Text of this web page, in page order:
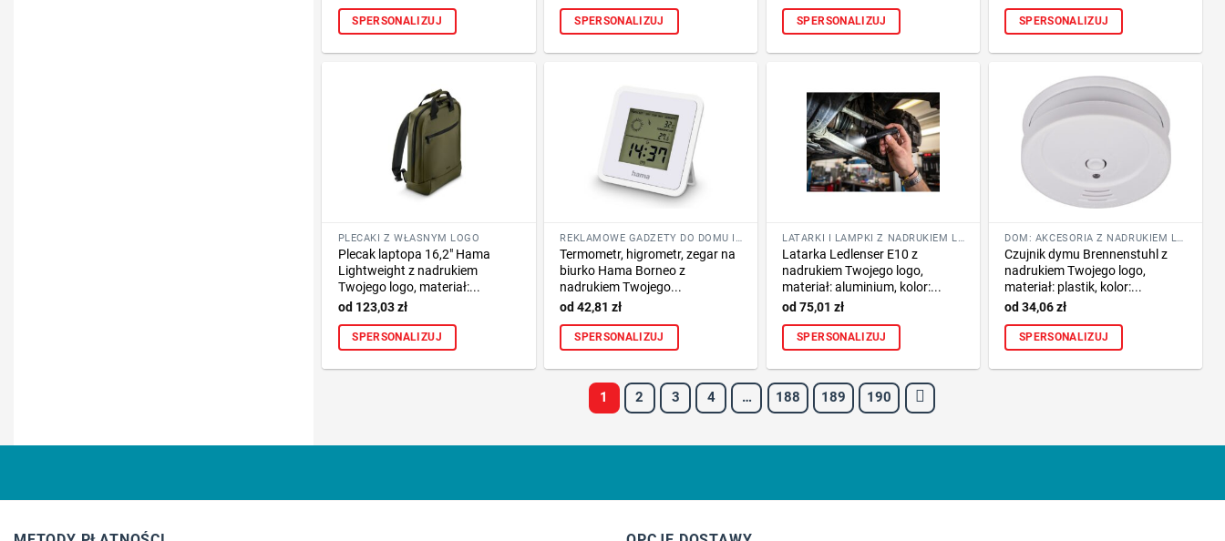
SPERSONALIZUJ SPERSONALIZUJ SPERSONALIZUJ SPERSONALIZUJ
PLECAKI Z WŁASNYM LOGO
Plecak laptopa 16,2″ Hama
Lightweight z nadrukiem
Twojego logo, materiał:...
123,03zł
SPERSONALIZUJ
REKLAMOWE GADŻETY DO DOMU I KUCHNI
Termometr, higrometr, zegar na
biurko Hama Borneo z
nadrukiem Twojego...
42,81zł
SPERSONALIZUJ
LATARKI I LAMPKI Z NADRUKIEM LOGO FIRMY
Latarka Ledlenser E10 z
nadrukiem Twojego logo,
materiał: aluminium, kolor:...
75,01zł
SPERSONALIZUJ
DOM: AKCESORIA Z NADRUKIEM LOGO
Czujnik dymu Brennenstuhl z
nadrukiem Twojego logo,
materiał: plastik, kolor:...
34,06zł
SPERSONALIZUJ
1 2 3 4 … 188 189 190